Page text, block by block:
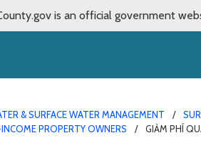
is an official government
& SURFACE WATER MANAGEMENT
PROPERTY OWNERS
GIẢM PHÍ